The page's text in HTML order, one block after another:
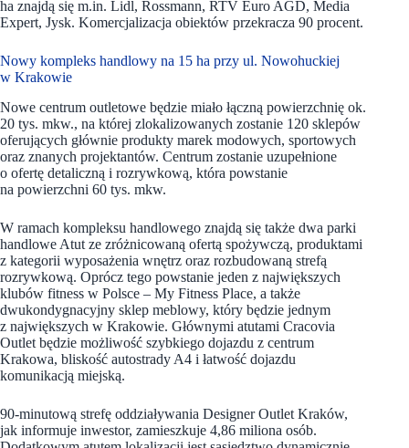
ha znajdą się m.in. Lidl, Rossmann, RTV Euro AGD, Media
Expert, Jysk. Komercjalizacja obiektów przekracza 90 procent.
Nowy kompleks handlowy na 15 ha przy ul. Nowohuckiej
w Krakowie
Nowe centrum outletowe będzie miało łączną powierzchnię ok.
20 tys. mkw., na której zlokalizowanych zostanie 120 sklepów
oferujących głównie produkty marek modowych, sportowych
oraz znanych projektantów. Centrum zostanie uzupełnione
o ofertę detaliczną i rozrywkową, która powstanie
na powierzchni 60 tys. mkw.
W ramach kompleksu handlowego znajdą się także dwa parki
handlowe Atut ze zróżnicowaną ofertą spożywczą, produktami
z kategorii wyposażenia wnętrz oraz rozbudowaną strefą
rozrywkową. Oprócz tego powstanie jeden z największych
klubów fitness w Polsce – My Fitness Place, a także
dwukondygnacyjny sklep meblowy, który będzie jednym
z największych w Krakowie. Głównymi atutami Cracovia
Outlet będzie możliwość szybkiego dojazdu z centrum
Krakowa, bliskość autostrady A4 i łatwość dojazdu
komunikacją miejską.
90-minutową strefę oddziaływania Designer Outlet Kraków,
jak informuje inwestor, zamieszkuje 4,86 miliona osób.